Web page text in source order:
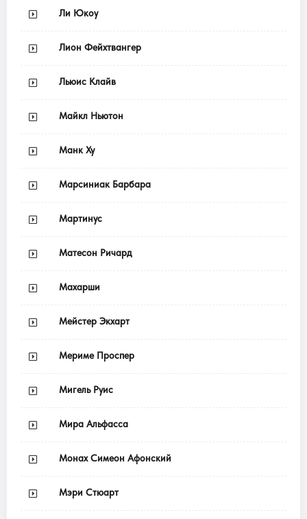
Ли Юкоу
Лион Фейхтвангер
Льюис Клайв
Майкл Ньютон
Манк Ху
Марсиниак Барбара
Мартинус
Матесон Ричард
Махарши
Мейстер Экхарт
Мериме Проспер
Мигель Руис
Мира Альфасса
Монах Симеон Афонский
Мэри Стюарт